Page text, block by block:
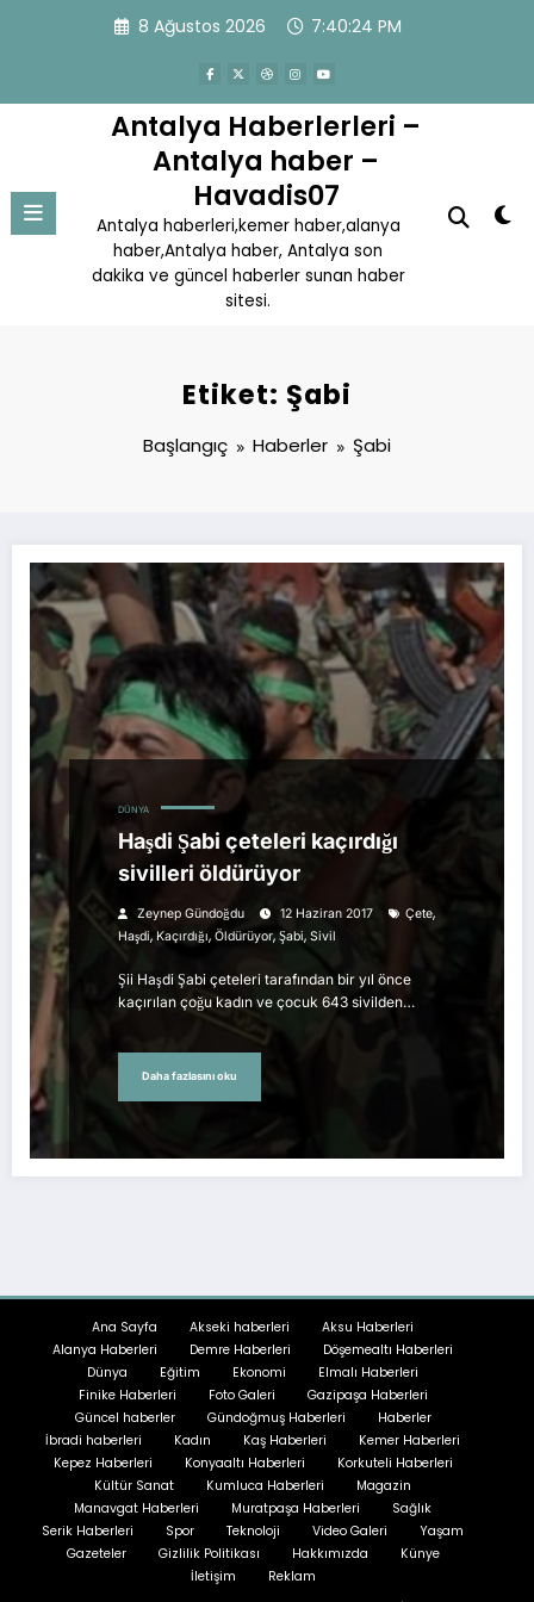
8 Ağustos 2026 7:40:24 PM
Antalya Haberlerleri –
Antalya haber –
Havadis07
Antalya haberleri,kemer haber,alanya
haber,Antalya haber, Antalya son
dakika ve güncel haberler sunan haber
sitesi.
Etiket: Şabi
Başlangıç Haberler Şabi
DÜNYA
Haşdi Şabi çeteleri kaçırdığı
sivilleri öldürüyor
Zeynep Gündoğdu 12 Haziran 2017 Çete,
Haşdi, Kaçırdığı, Öldürüyor,Şabi, Sivil
Şii Haşdi Şabi çeteleri tarafından bir yıl önce
kaçırılan çoğu kadın ve çocuk 643 sivilden…
Daha fazlasını oku
Ana Sayfa Akseki haberleri
Aksu Haberleri
Alanya Haberleri
Demre Haberleri
Döşemealtı Haberleri
Dünya
Eğitim Ekonomi
Elmalı Haberleri
Finike Haberleri
Foto Galeri
Gazipaşa Haberleri
Güncel haberler
Gündoğmuş Haberleri
Haberler
İbradi haberleri
Kadın Kaş Haberleri
Kemer Haberleri
Kepez Haberleri
Konyaaltı Haberleri
Korkuteli Haberleri
Kültür Sanat
Kumluca Haberleri
Magazin
Manavgat Haberleri
Muratpaşa Haberleri
Sağlık
Serik Haberleri
Spor Teknoloji Video Galeri
Yaşam
Gazeteler
Gizlilik Politikası Hakkımızda
Künye
İletişim
Reklam